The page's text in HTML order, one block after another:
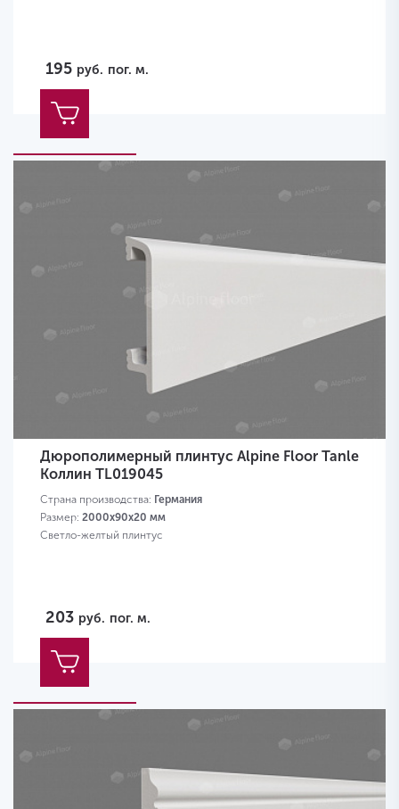
195 руб. пог. м.
Дюрополимерный плинтус Alpine Floor Tanle
Коллин TL019045
Страна производства: Германия
Размер: 2000х90x20 мм
Светло-желтый плинтус
203 руб. пог. м.